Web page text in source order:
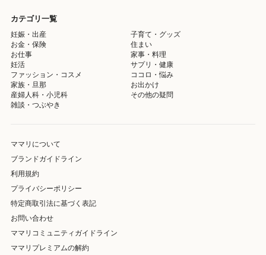
カテゴリ一覧
妊娠・出産
子育て・グッズ
お金・保険
住まい
お仕事
家事・料理
妊活
サプリ・健康
ファッション・コスメ
ココロ・悩み
家族・旦那
お出かけ
産婦人科・小児科
その他の疑問
雑談・つぶやき
ママリについて
ブランドガイドライン
利用規約
プライバシーポリシー
特定商取引法に基づく表記
お問い合わせ
ママリコミュニティガイドライン
ママリプレミアムの解約